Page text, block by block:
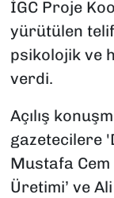
İGC Proje
yürütülen
psikolojik ve
verdi.
Açılış
gazetecilere
Mustafa Cem
Üretimi’ ve